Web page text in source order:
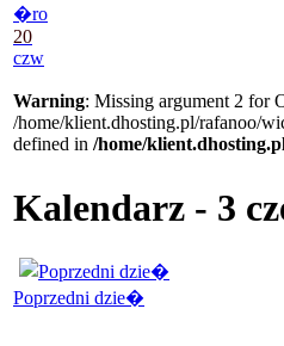
�ro
20
czw
Warning: Missing argument 2 for
/home/klient.dhosting.pl/rafanoo/
defined in /home/
Kalendarz - 3
Poprzedni dzie�